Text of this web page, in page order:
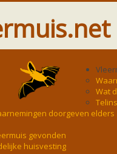
Wat
doorgeven elders
gevonden
huisvesting